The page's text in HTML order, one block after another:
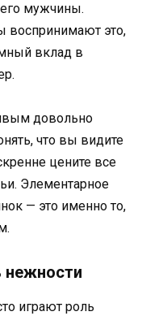
мужчины.
воспринимают это,
вклад в
довольно
что вы видите
цените все
Элементарное
— это именно то,
играют роль